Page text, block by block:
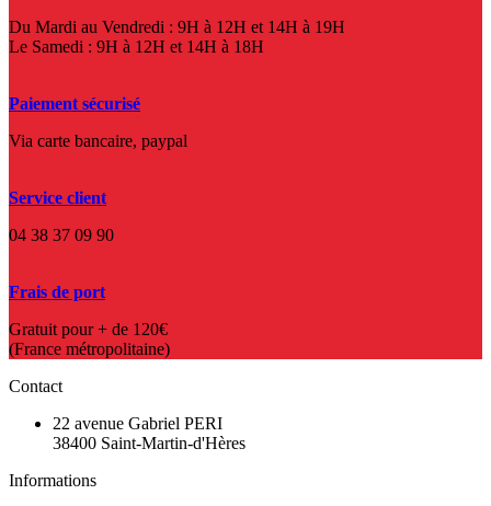
Du Mardi au Vendredi : 9H à 12H et 14H à 19H
Le Samedi : 9H à 12H et 14H à 18H
Paiement sécurisé
Via carte bancaire, paypal
Service client
04 38 37 09 90
Frais de port
Gratuit pour + de 120€
(France métropolitaine)
Contact
22 avenue Gabriel PERI
38400 Saint-Martin-d'Hères
Informations